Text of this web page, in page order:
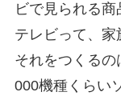
ビで見られる商
テレビって、家
それをつくる
000機種くらい